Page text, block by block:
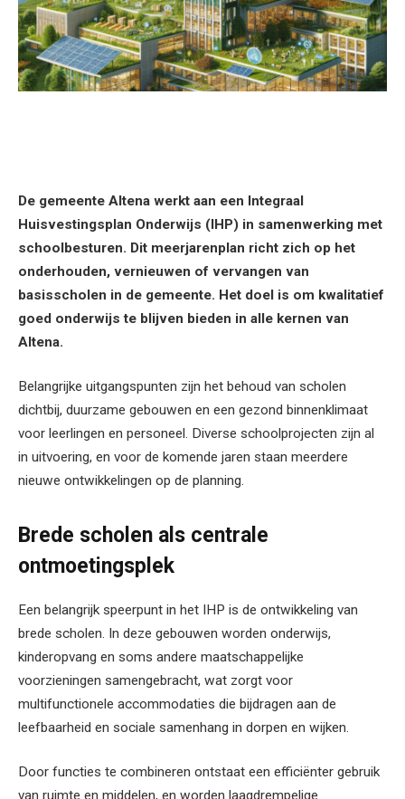
De gemeente Altena werkt aan een Integraal
Huisvestingsplan Onderwijs (IHP) in samenwerking met
schoolbesturen. Dit meerjarenplan richt zich op het
onderhouden, vernieuwen of vervangen van
basisscholen in de gemeente. Het doel is om kwalitatief
goed onderwijs te blijven bieden in alle kernen van
Altena.
Belangrijke uitgangspunten zijn het behoud van scholen
dichtbij, duurzame gebouwen en een gezond binnenklimaat
voor leerlingen en personeel. Diverse schoolprojecten zijn al
in uitvoering, en voor de komende jaren staan meerdere
nieuwe ontwikkelingen op de planning.
Brede scholen als centrale
ontmoetingsplek
Een belangrijk speerpunt in het IHP is de ontwikkeling van
brede scholen. In deze gebouwen worden onderwijs,
kinderopvang en soms andere maatschappelijke
voorzieningen samengebracht, wat zorgt voor
multifunctionele accommodaties die bijdragen aan de
leefbaarheid en sociale samenhang in dorpen en wijken.
Door functies te combineren ontstaat een efficiënter gebruik
van ruimte en middelen, en worden laagdrempelige